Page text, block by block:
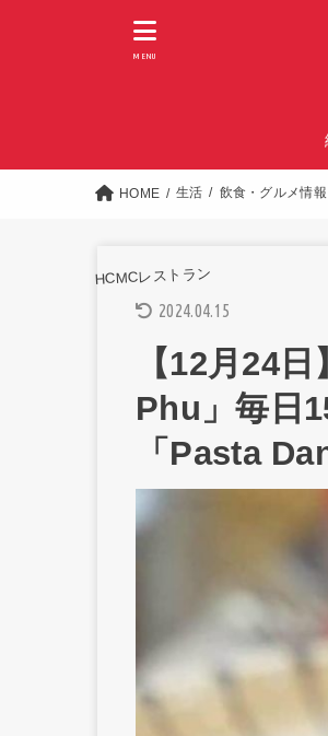
MENU
HOME 生活 飲食・グルメ情報
HCMCレストラン
2024.04.15
【12月24
Phu」毎日
「Pasta